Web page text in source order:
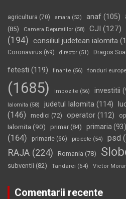
agricultura (70) amara (52) anaf (105)
(85)
Camera Deputatilor (58) CJI (127)
(194) consiliul judetean ialomita
Coronavirus (69) director (51) Dragos
fetesti (119) finante (56) fonduri
(1685)
impozite (56) investitii
Ialomita (58) judetul Ialomita (114)
(146)
medici (72) operator (112)
Ialomita (90) primar(84) primaria (93)
(164)
primarie (66) proiecte (54) psd
RAJA (224) Romania (78)
subventii (82) Tandarei (64) Victor
Comentarii recente